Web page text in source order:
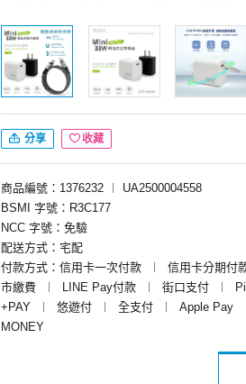
分享 收藏
商品編號：1376232 ︱
UA2500004558
BSMI 字號：R3C177
NCC 字號：免驗
配送方式：宅配
付款方式：信用卡一次付款
︱ 信用卡分期付
市繳費
︱ LINE Pay付款 ︱ 街口支付 ︱
+PAY
︱ 悠遊付 ︱ 全支付 ︱ Apple Pay
MONEY